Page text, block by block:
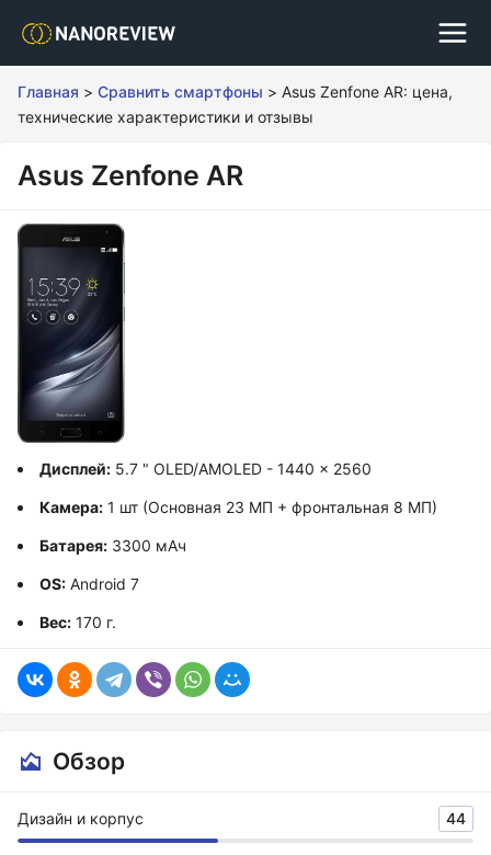
Главная > Сравнить смартфоны > Asus Zenfone AR: цена,
технические характеристики и отзывы
Asus Zenfone AR
Дисплей: 5.7 " OLED/AMOLED - 1440 x 2560
Камера: 1 шт (Основная 23 МП + фронтальная 8 МП)
Батарея: 3300 мАч
OS: Android 7
Вес: 170 г.
Обзор
Дизайн и корпус 44